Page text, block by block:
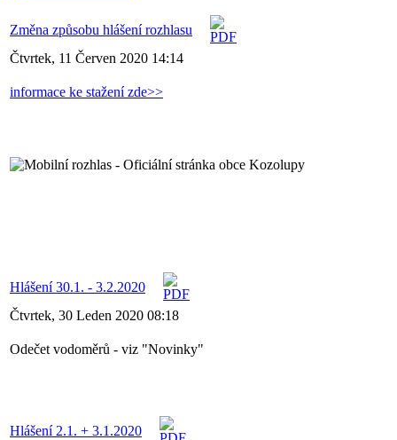
Změna způsobu hlášení rozhlasu
Čtvrtek, 11 Červen 2020 14:14
informace ke stažení zde>>
Hlášení 30.1. - 3.2.2020
Čtvrtek, 30 Leden 2020 08:18
Odečet vodoměrů - viz "Novinky"
Hlášení 2.1. + 3.1.2020